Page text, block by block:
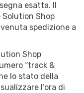
esatta. Il
Solution Shop
spedizione a
Shop
“track &
lo stato della
l’ora di